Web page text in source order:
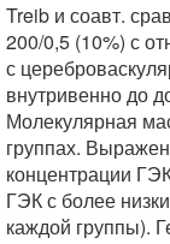
Treib и соавт.
200/0,5 (10%) с
с
внутривенно до
Молекулярная
группах.
концентрации
ГЭК с более
каждой группы).